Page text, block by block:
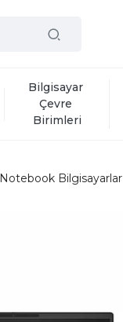
Bilgisayar
Çevre
Birimleri
Notebook Bilgisayarlar